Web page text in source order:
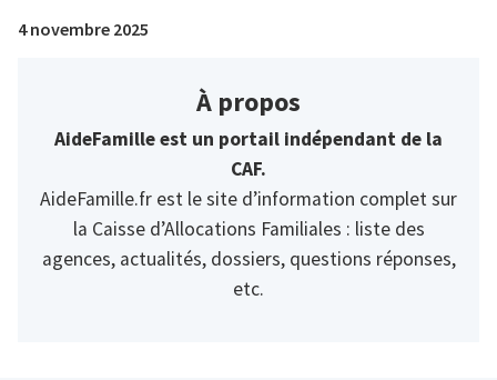
4 novembre 2025
À propos
AideFamille est un portail indépendant de la
CAF.
AideFamille.fr est le site d’information complet sur
la Caisse d’Allocations Familiales : liste des
agences, actualités, dossiers, questions réponses,
etc.